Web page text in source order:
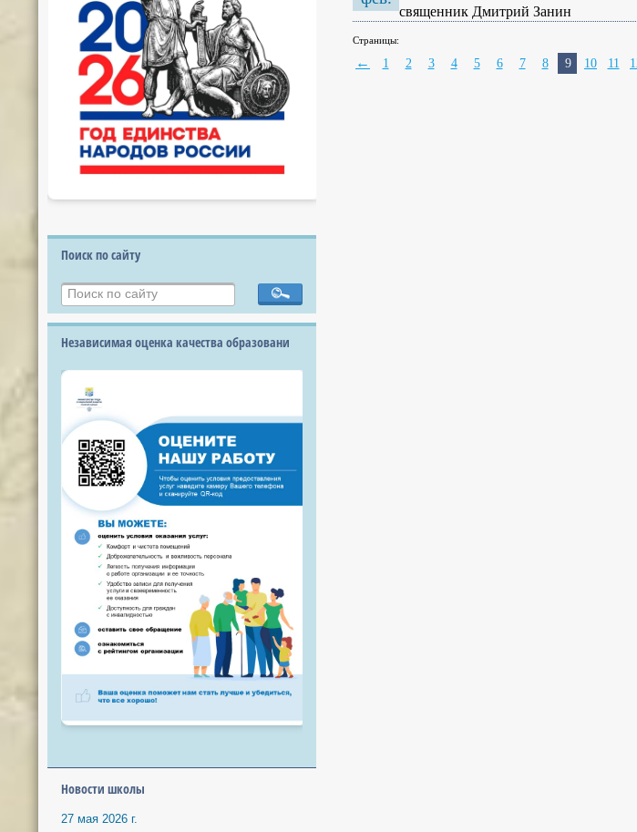
Поиск по сайту
Независимая оценка качества образовани
Новости школы
27 мая 2026 г.
священник Дмитрий Занин
Страницы:
← 1 2 3 4 5 6 7 8 9 10 11